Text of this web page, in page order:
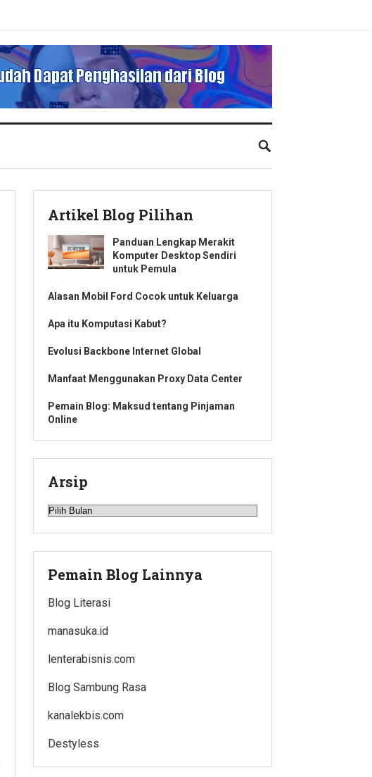
Artikel Blog Pilihan
Panduan Lengkap Merakit
Komputer Desktop Sendiri
untuk Pemula
Alasan Mobil Ford Cocok untuk Keluarga
Apa itu Komputasi Kabut?
Evolusi Backbone Internet Global
Manfaat Menggunakan Proxy Data Center
Pemain Blog: Maksud tentang Pinjaman
Online
Arsip
Arsip
Pemain Blog Lainnya
Blog Literasi
manasuka.id
lenterabisnis.com
Blog Sambung Rasa
kanalekbis.com
Destyless